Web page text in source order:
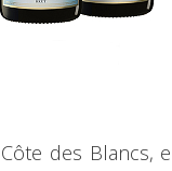
des Blancs,